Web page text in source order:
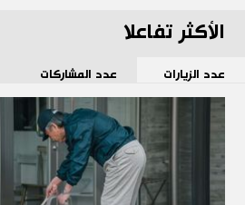
الأكثر تفاعلا
عدد الزيارات عدد المشاركات